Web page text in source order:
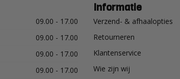
09.00 - 17.00
09.00 - 17.00
09.00 - 17.00
09.00 - 17.00
Informatie
Verzend- & afhaalopties
Retourneren
Klantenservice
Wie zijn wij